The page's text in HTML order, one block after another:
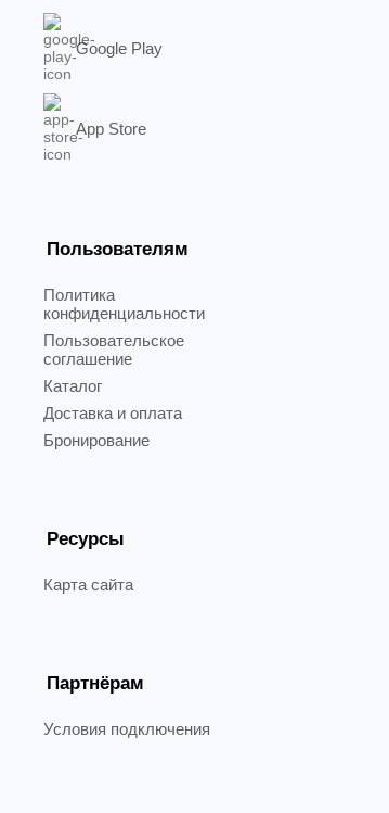
Google Play
App Store
Пользователям
Политика
конфиденциальности
Пользовательское
соглашение
Каталог
Доставка и оплата
Бронирование
Ресурсы
Карта сайта
Партнёрам
Условия подключения